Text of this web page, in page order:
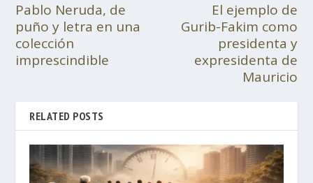
Pablo Neruda, de
puño y letra en una
colección
imprescindible
El ejemplo de
Gurib-Fakim como
presidenta y
expresidenta de
Mauricio
RELATED POSTS